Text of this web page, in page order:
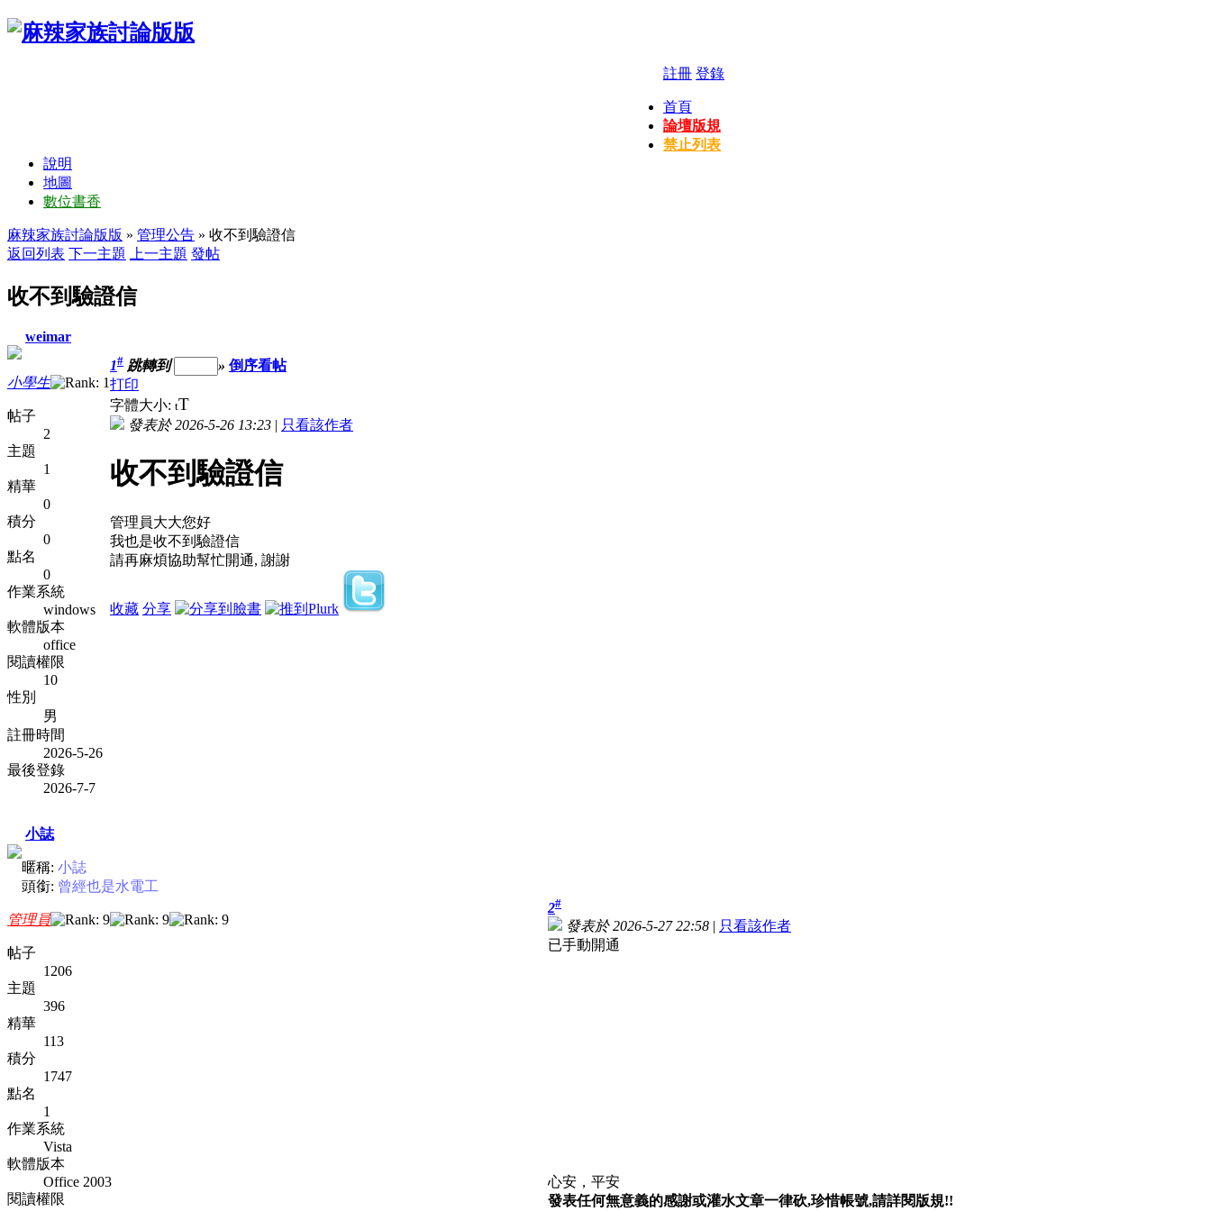
註冊 登錄
首頁
論壇版規
禁止列表
說明
地圖
數位書香
麻辣家族討論版版 » 管理公告 » 收不到驗證信
返回列表 下一主題 上一主題 發帖
收不到驗證信
weimar
小學生
帖子
2
主題
1
精華
0
積分
0
點名
0
作業系統
windows
軟體版本
office
閱讀權限
10
性別
男
註冊時間
2026-5-26
最後登錄
2026-7-7
1# 跳轉到 » 倒序看帖
打印
字體大小: tT
發表於 2026-5-26 13:23 | 只看該作者
收不到驗證信
管理員大大您好
我也是收不到驗證信
請再麻煩協助幫忙開通, 謝謝
收藏 分享
小誌
暱稱: 小誌
頭銜: 曾經也是水電工
管理員
帖子
1206
主題
396
精華
113
積分
1747
點名
1
作業系統
Vista
軟體版本
Office 2003
閱讀權限
2#
發表於 2026-5-27 22:58 | 只看該作者
已手動開通
心安，平安
發表任何無意義的感謝或灌水文章一律砍,珍惜帳號,請詳閱版規!!